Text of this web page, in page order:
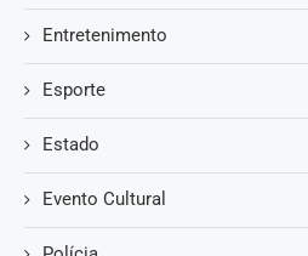
Entretenimento
Esporte
Estado
Evento Cultural